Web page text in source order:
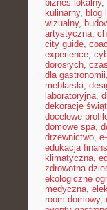
biznes lokalny,
kulinarny, blog
wizualny,
artystyczna,
city guide,
experience,
dorosłych,
dla gastronomii,
meblarski,
laboratoryjna,
dekoracje
docelowe
domowe spa,
drzewnictwo,
edukacja
klimatyczna,
zdrowotna
ekologiczne
medyczna,
room domowy,